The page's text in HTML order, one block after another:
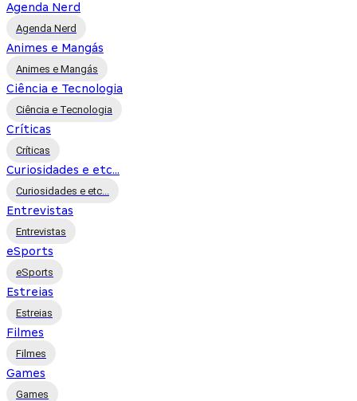
Agenda Nerd
Agenda Nerd
Animes e Mangás
Animes e Mangás
Ciência e Tecnologia
Ciência e Tecnologia
Críticas
Críticas
Curiosidades e etc...
Curiosidades e etc...
Entrevistas
Entrevistas
eSports
eSports
Estreias
Estreias
Filmes
Filmes
Games
Games